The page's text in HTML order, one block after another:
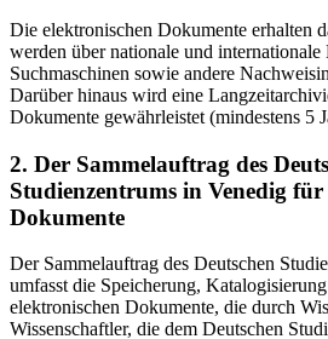
Die elektronischen Dokumente erhalten
werden über nationale und
Suchmaschinen sowie andere
Darüber hinaus wird eine
Dokumente gewährleistet (mindestens 5
2. Der Sammelauftrag des
Studienzentrums in Venedig für
Dokumente
Der Sammelauftrag des Deutschen
umfasst die Speicherung,
elektronischen Dokumente, die durch
Wissenschaftler, die dem Deutschen